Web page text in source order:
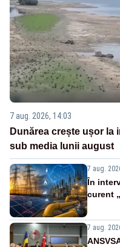
7 aug. 2026, 14:03
Dunărea crește ușor la
sub media lunii august
7 aug.
În
curent
7 aug.